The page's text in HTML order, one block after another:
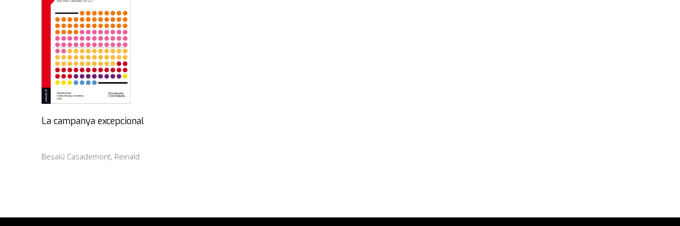
La campanya excepcional
Besalú Casademont, Reinald